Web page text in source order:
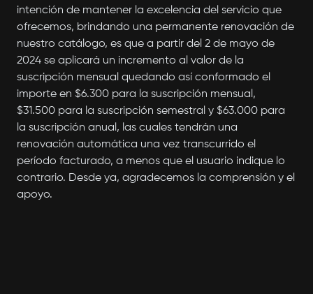
intención de mantener la excelencia del servicio que
ofrecemos, brindando una permanente renovación de
nuestro catálogo, es que a partir del 2 de mayo de
2024 se aplicará un incremento al valor de la
suscripción mensual quedando así conformado el
importe en $6.300 para la suscripción mensual,
$31.500 para la suscripción semestral y $63.000 para
la suscripción anual, las cuales tendrán una
renovación automática una vez transcurrido el
período facturado, a menos que el usuario indique lo
contrario. Desde ya, agradecemos la comprensión y el
apoyo.